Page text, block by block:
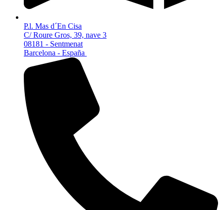
P.l. Mas d´En Cisa
C/ Roure Gros, 39, nave 3
08181 - Sentmenat
Barcelona - España